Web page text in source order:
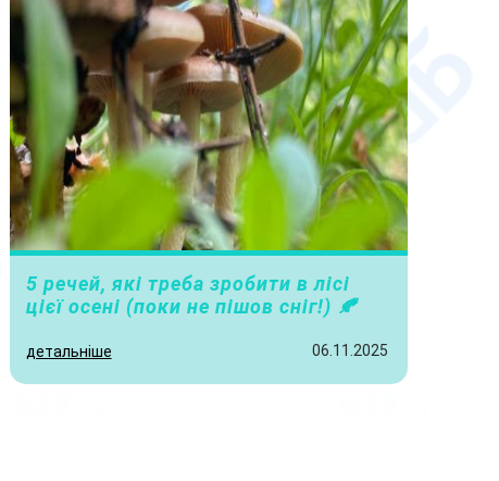
5 речей, які треба зробити в лісі
цієї осені (поки не пішов сніг!) 🍂
детальніше 06.11.2025